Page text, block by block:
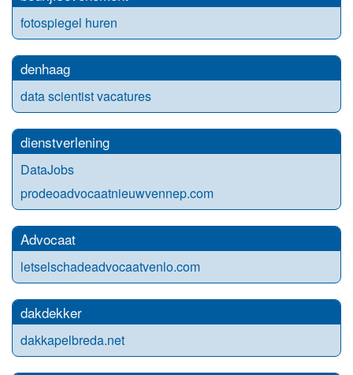
fotospiegel huren
denhaag
data scientist vacatures
dienstverlening
DataJobs
prodeoadvocaatnieuwvennep.com
Advocaat
letselschadeadvocaatvenlo.com
dakdekker
dakkapelbreda.net